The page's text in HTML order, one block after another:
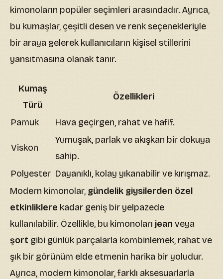
kimonoların popüler seçimleri arasındadır. Ayrıca,
bu kumaşlar, çeşitli desen ve renk seçenekleriyle
bir araya gelerek kullanıcıların kişisel stillerini
yansıtmasına olanak tanır.
Kumaş
Türü
Özellikleri
Pamuk Hava geçirgen, rahat ve hafif.
Viskon
Yumuşak, parlak ve akışkan bir dokuya
sahip.
Polyester Dayanıklı, kolay yıkanabilir ve kırışmaz.
Modern kimonolar, gündelik giysilerden özel
etkinliklere kadar geniş bir yelpazede
kullanılabilir. Özellikle, bu kimonoları jean veya
şort gibi günlük parçalarla kombinlemek, rahat ve
şık bir görünüm elde etmenin harika bir yoludur.
Ayrıca, modern kimonolar, farklı aksesuarlarla